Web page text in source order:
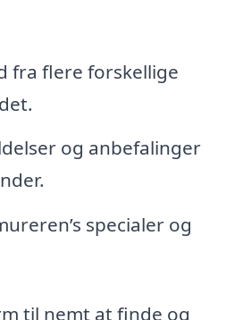
fra flere forskellige
og anbefalinger
specialer og
til nemt at finde og